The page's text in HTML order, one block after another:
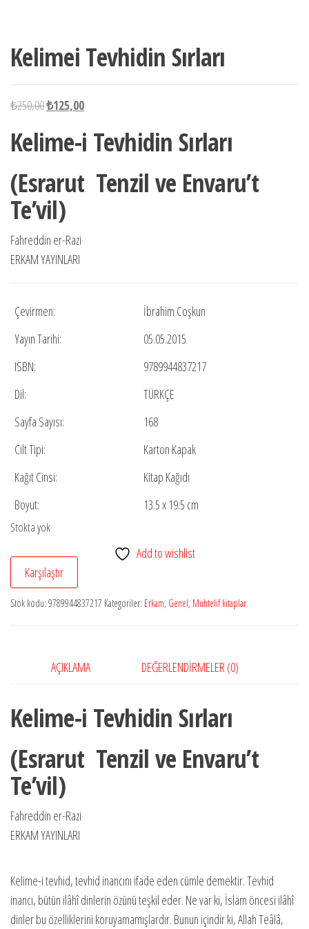
Kelimei Tevhidin Sırları
₺250,00Orijinal
₺250,00.
₺125,00Şu
fiyat:
Kelime-i Tevhidin Sırları
(Esrarut Tenzil ve Envaru’t
Te’vil)
Fahreddin er-Razi
ERKAM YAYINLARI
Çevirmen:
İbrahim Coşkun
Yayın Tarihi:
05.05.2015
ISBN:
9789944837217
Dil:
TÜRKÇE
Sayfa Sayısı:
168
Cilt Tipi:
Karton Kapak
Kağıt Cinsi:
Kitap Kağıdı
Boyut:
13.5 x 19.5 cm
Stokta yok
Add to wishlist
Karşılaştır
Stok kodu: 9789944837217 Kategoriler: Erkam, Genel, Muhtelif kitaplar
AÇIKLAMA DEĞERLENDIRMELER (0)
Kelime-i Tevhidin Sırları
(Esrarut Tenzil ve Envaru’t
Te’vil)
Fahreddin er-Razi
ERKAM YAYINLARI
Kelime-i tevhid, tevhid inancını ifade eden cümle demektir. Tevhid
inancı, bütün ilâhî dinlerin özünü teşkil eder. Ne var ki, İslam öncesi ilâhî
dinler bu özelliklerini koruyamamışlardır. Bunun içindir ki, Allah Teâlâ,